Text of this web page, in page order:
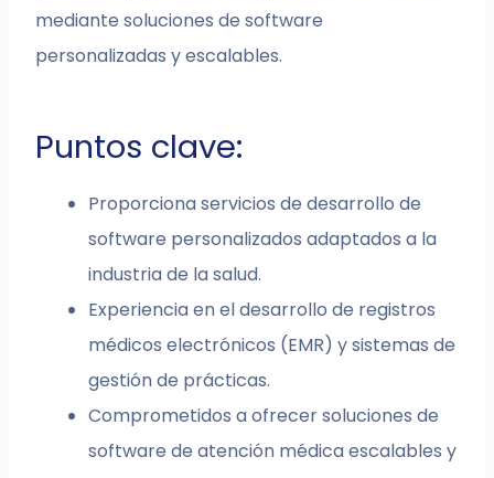
mediante soluciones de software
personalizadas y escalables.
Puntos clave:
Proporciona servicios de desarrollo de
software personalizados adaptados a la
industria de la salud.
Experiencia en el desarrollo de registros
médicos electrónicos (EMR) y sistemas de
gestión de prácticas.
Comprometidos a ofrecer soluciones de
software de atención médica escalables y